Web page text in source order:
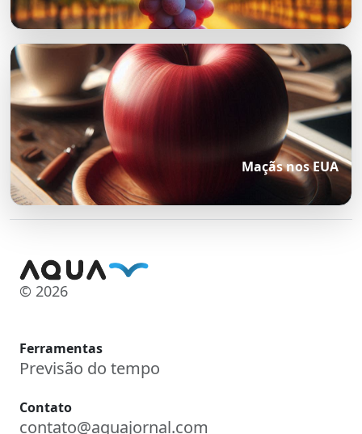
Maçãs nos EUA
© 2026
Ferramentas
Previsão do tempo
Contato
contato@aquajornal.com